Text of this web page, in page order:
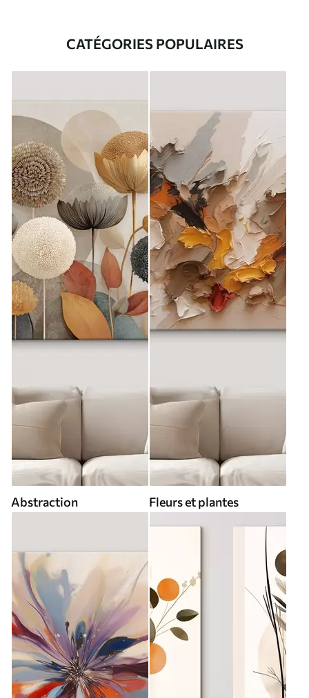
CATÉGORIES POPULAIRES
Abstraction Fleurs et plantes